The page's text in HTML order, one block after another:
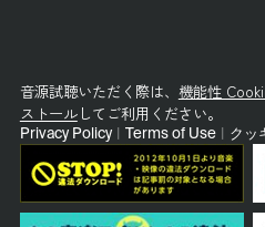
音源試聴いただく際は、 機能性
ストールしてご利用ください。
Privacy Policy Terms of Use クッ